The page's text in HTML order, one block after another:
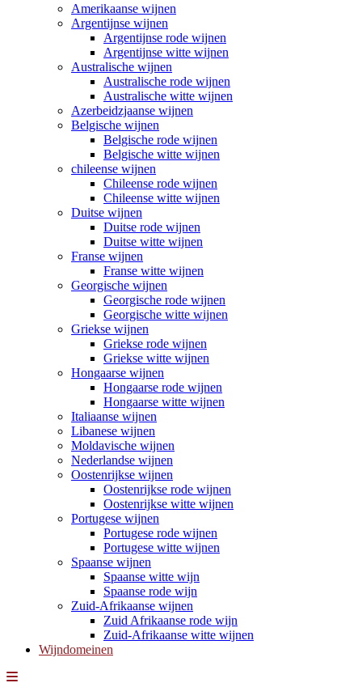
Amerikaanse wijnen
Argentijnse wijnen
Argentijnse rode wijnen
Argentijnse witte wijnen
Australische wijnen
Australische rode wijnen
Australische witte wijnen
Azerbeidzjaanse wijnen
Belgische wijnen
Belgische rode wijnen
Belgische witte wijnen
chileense wijnen
Chileense rode wijnen
Chileense witte wijnen
Duitse wijnen
Duitse rode wijnen
Duitse witte wijnen
Franse wijnen
Franse witte wijnen
Georgische wijnen
Georgische rode wijnen
Georgische witte wijnen
Griekse wijnen
Griekse rode wijnen
Griekse witte wijnen
Hongaarse wijnen
Hongaarse rode wijnen
Hongaarse witte wijnen
Italiaanse wijnen
Libanese wijnen
Moldavische wijnen
Nederlandse wijnen
Oostenrijkse wijnen
Oostenrijkse rode wijnen
Oostenrijkse witte wijnen
Portugese wijnen
Portugese rode wijnen
Portugese witte wijnen
Spaanse wijnen
Spaanse witte wijn
Spaanse rode wijn
Zuid-Afrikaanse wijnen
Zuid Afrikaanse rode wijn
Zuid-Afrikaanse witte wijnen
Wijndomeinen